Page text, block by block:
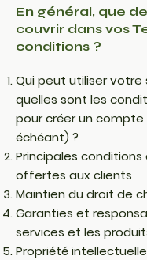
En général, que
couvrir dans vos
conditions ?
Qui peut utiliser votre
quelles sont les
pour créer un compte
échéant) ?
Principales
offertes aux clients
Maintien du droit de
Garanties et
services et les
Propriété